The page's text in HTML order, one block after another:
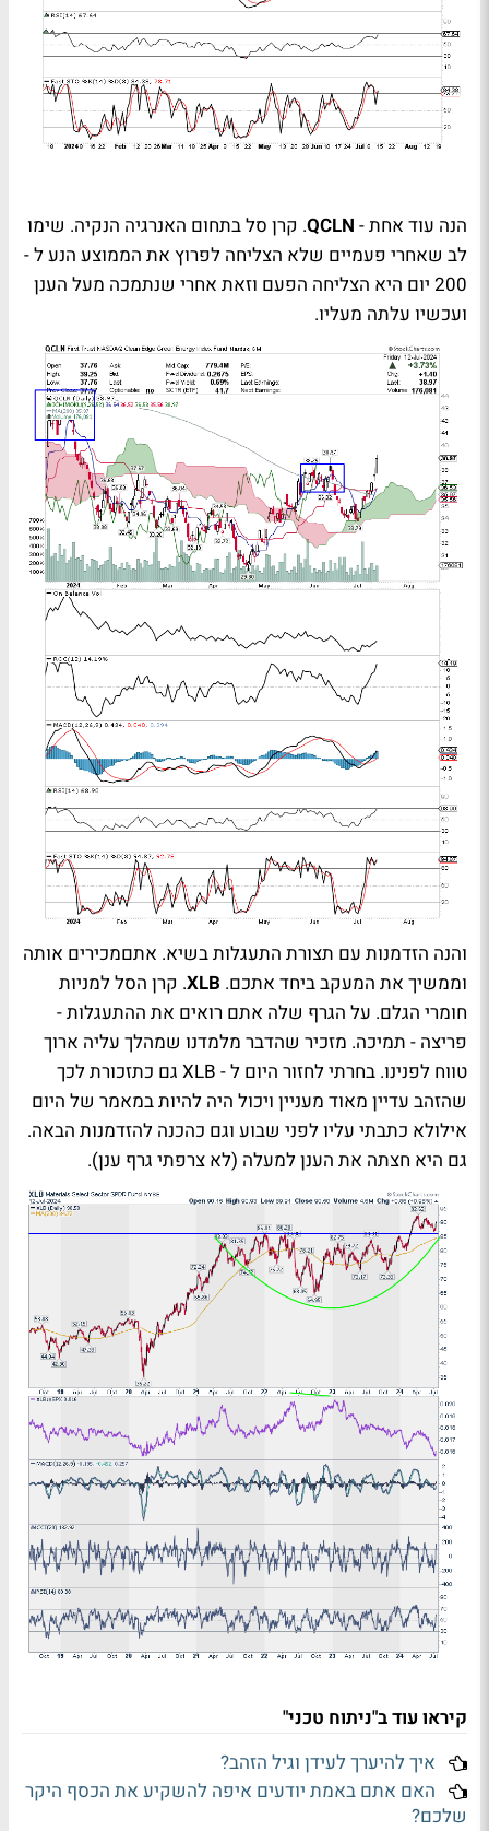
הנה עוד אחת - QCLN. קרן סל בתחום האנרגיה הנקיה. שימו
לב שאחרי פעמיים שלא הצליחה לפרוץ את הממוצע הנע ל -
200 יום היא הצליחה הפעם וזאת אחרי שנתמכה מעל הענן
ועכשיו עלתה מעליו.
והנה הזדמנות עם תצורת התעגלות בשיא. אתםמכירים אותה
וממשיך את המעקב ביחד אתכם. XLB. קרן הסל למניות
חומרי הגלם. על הגרף שלה אתם רואים את ההתעגלות -
פריצה - תמיכה. מזכיר שהדבר מלמדנו שמהלך עליה ארוך
טווח לפנינו. בחרתי לחזור היום ל - XLB גם כתזכורת לכך
שהזהב עדיין מאוד מעניין ויכול היה להיות במאמר של היום
אילולא כתבתי עליו לפני שבוע וגם כהכנה להזדמנות הבאה.
גם היא חצתה את הענן למעלה (לא צרפתי גרף ענן).
קיראו עוד ב"ניתוח טכני"
איך להיערך לעידן וגיל הזהב?
האם אתם באמת יודעים איפה להשקיע את הכסף היקר
שלכם?